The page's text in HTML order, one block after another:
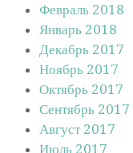
Февраль 2018
Январь 2018
Декабрь 2017
Ноябрь 2017
Октябрь 2017
Сентябрь 2017
Август 2017
Июль 2017